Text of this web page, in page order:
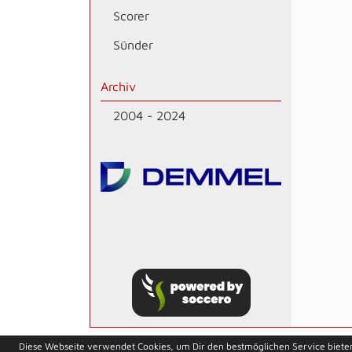
Scorer
Sünder
Archiv
2004 - 2024
soccero.de
Diese Webseite verwendet Cookies, um Dir den bestmöglichen Service